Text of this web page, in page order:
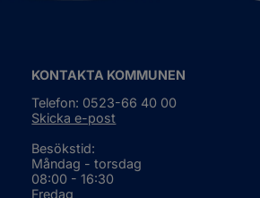
KONTAKTA KOMMUNEN
Telefon: 0523-66 40 00
Skicka e-post
Besökstid:
Måndag - torsdag
08:00 - 16:30
Fredag